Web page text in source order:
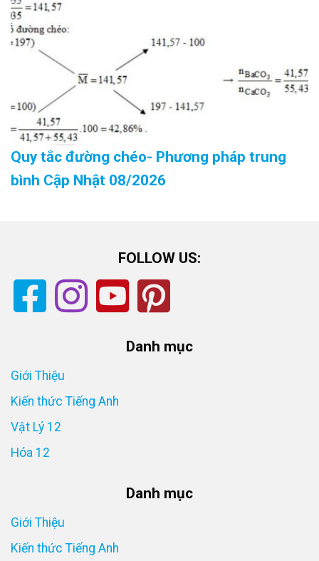
Quy tắc đường chéo- Phương pháp trung
bình Cập Nhật 08/2026
FOLLOW US:
Danh mục
Giới Thiệu
Kiến thức Tiếng Anh
Vật Lý 12
Hóa 12
Danh mục
Giới Thiệu
Kiến thức Tiếng Anh